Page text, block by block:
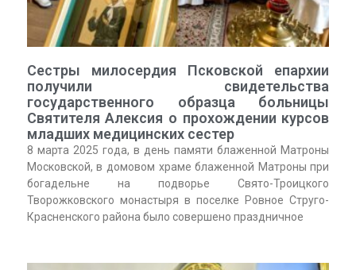
Сестры милосердия Псковской епархии
получили свидетельства
государственного образца больницы
Святителя Алексия о прохождении курсов
младших медицинских сестер
8 марта 2025 года, в день памяти блаженной Матроны
Московской, в домовом храме блаженной Матроны при
богадельне на подворье Свято-Троицкого
Творожковского монастыря в поселке Ровное Струго-
Красненского района было совершено праздничное